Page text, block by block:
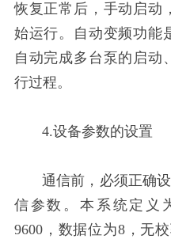
恢复正常后，手动启动
始运行。自动变频功能
自动完成多台泵的启动
行过程。
4.设备参数的设置
通信前，必须正确
信参数。本系统定义
9600，数据位为8，无